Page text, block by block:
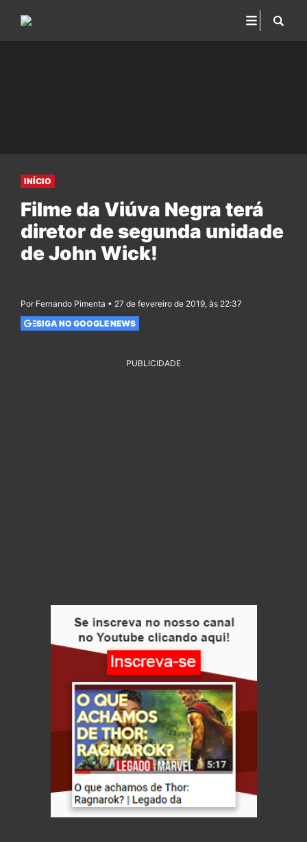
INÍCIO
Filme da Viúva Negra terá
diretor de segunda unidade
de John Wick!
Por Fernando Pimenta • 27 de fevereiro de 2019, às 22:37
SIGA NO GOOGLE NEWS
PUBLICIDADE